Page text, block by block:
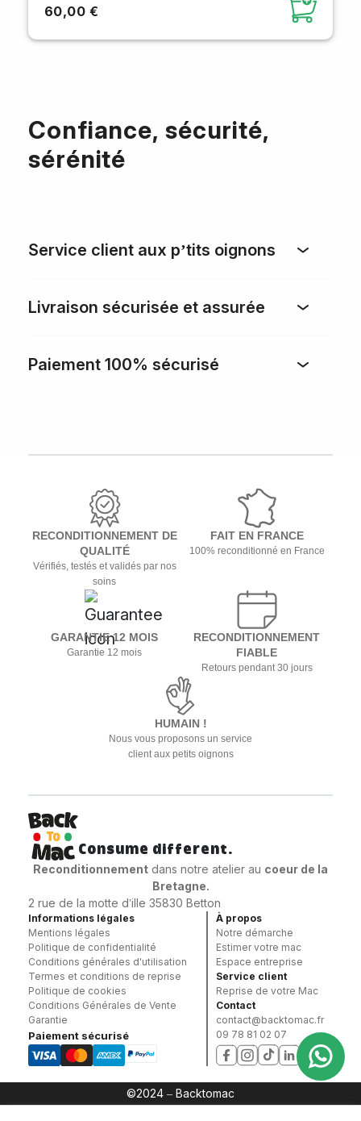
60,00 €
Confiance, sécurité,
sérénité
Service client aux p’tits oignons
Livraison sécurisée et assurée
Paiement 100% sécurisé
RECONDITIONNEMENT DE
QUALITÉ
Vérifiés, testés et validés par nos
soins
FAIT EN FRANCE
100% reconditionné en France
GARANTIE 12 MOIS
Garantie 12 mois
RECONDITIONNEMENT
FIABLE
Retours pendant 30 jours
HUMAIN !
Nous vous proposons un service
client aux petits oignons
Consume different.
Reconditionnement dans notre atelier au coeur de la
Bretagne.
2 rue de la motte d’ille 35830 Betton
Informations légales
Mentions légales
Politique de confidentialité
Conditions générales d'utilisation
Termes et conditions de reprise
Politique de cookies
Conditions Générales de Vente
Garantie
Paiement sécurisé
À propos
Notre démarche
Estimer votre mac
Espace entreprise
Service client
Reprise de votre Mac
Contact
contact@backtomac.fr
09 78 81 02 07
©2024 – Backtomac